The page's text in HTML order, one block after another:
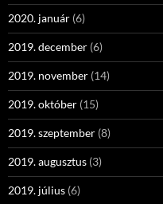
2020. január (6)
2019. december (6)
2019. november (14)
2019. október (15)
2019. szeptember (8)
2019. augusztus (3)
2019. július (6)